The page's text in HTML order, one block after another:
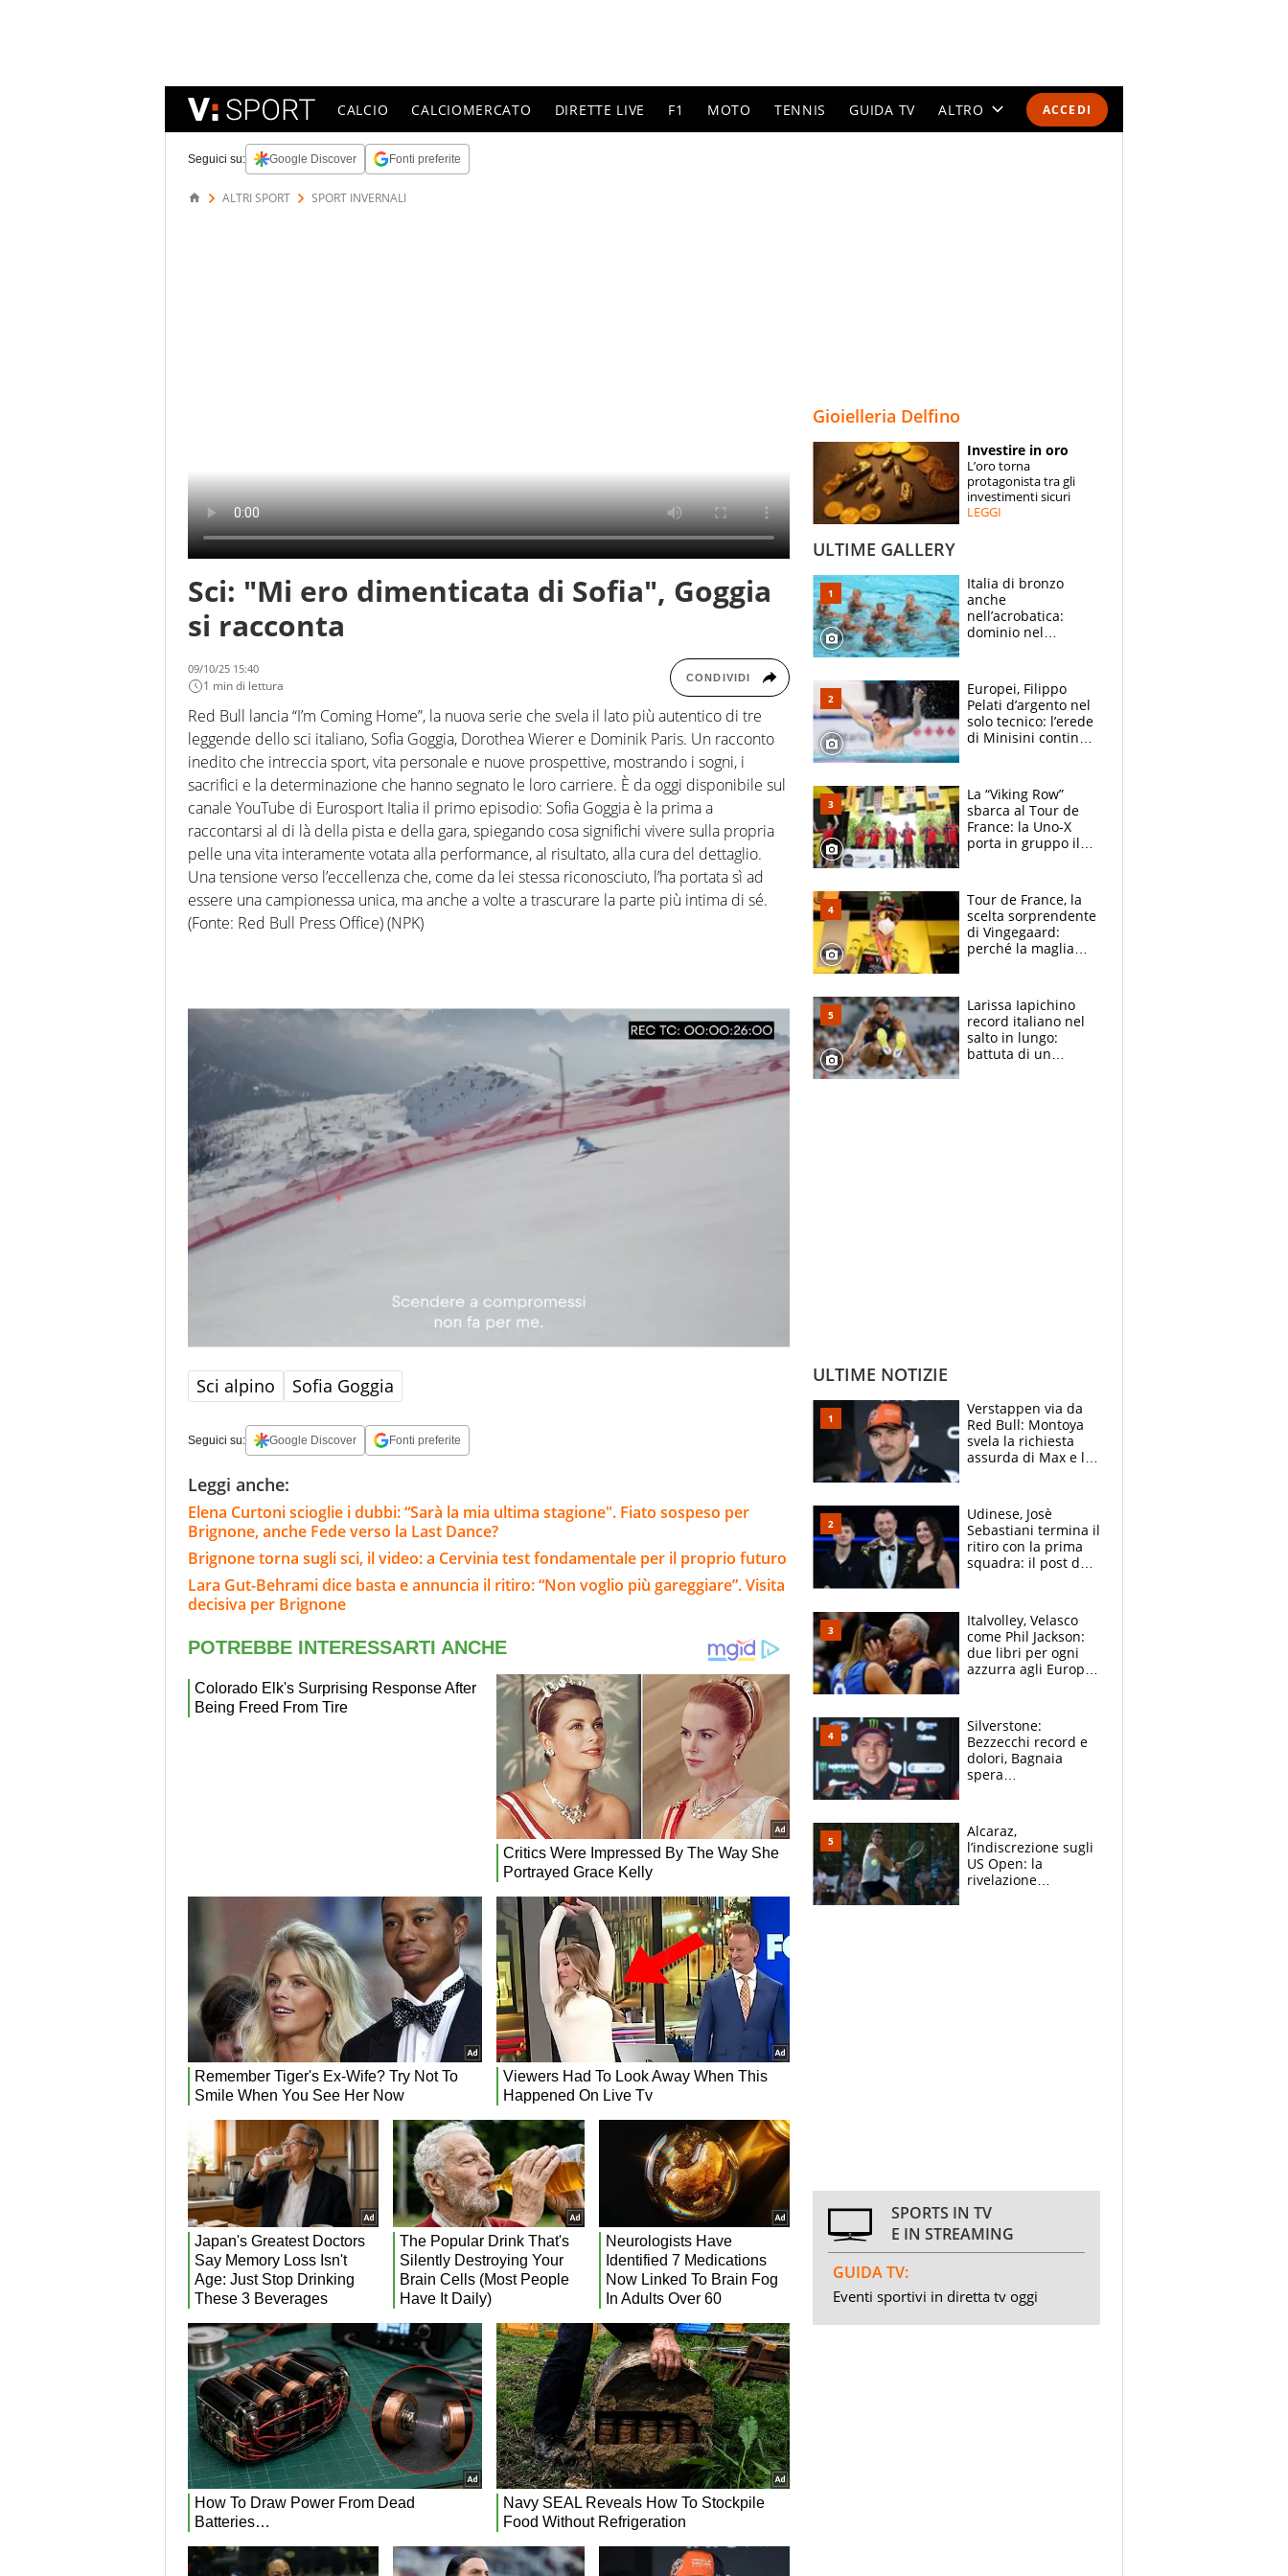
ACCEDI
CALCIO CALCIOMERCATO DIRETTE LIVE F1 MOTO TENNIS GUIDA TV ALTRO
SPECIALI
ESPERTI
Seguici su: Google Discover Fonti preferite
ALTRI SPORT SPORT INVERNALI
Sci: "Mi ero dimenticata di Sofia", Goggia
si racconta
09/10/25 15:40
1 min di lettura CONDIVIDI
Red Bull lancia “I’m Coming Home”, la nuova serie che svela il lato più autentico di tre
leggende dello sci italiano, Sofia Goggia, Dorothea Wierer e Dominik Paris. Un racconto
inedito che intreccia sport, vita personale e nuove prospettive, mostrando i sogni, i
sacrifici e la determinazione che hanno segnato le loro carriere. È da oggi disponibile sul
canale YouTube di Eurosport Italia il primo episodio: Sofia Goggia è la prima a
raccontarsi al di là della pista e della gara, spiegando cosa significhi vivere sulla propria
pelle una vita interamente votata alla performance, al risultato, alla cura del dettaglio.
Una tensione verso l’eccellenza che, come da lei stessa riconosciuto, l’ha portata sì ad
essere una campionessa unica, ma anche a volte a trascurare la parte più intima di sé.
(Fonte: Red Bull Press Office) (NPK)
Sci alpino Sofia Goggia
Seguici su: Google Discover Fonti preferite
Leggi anche:
Elena Curtoni scioglie i dubbi: “Sarà la mia ultima stagione". Fiato sospeso per
Brignone, anche Fede verso la Last Dance?
Brignone torna sugli sci, il video: a Cervinia test fondamentale per il proprio futuro
Lara Gut-Behrami dice basta e annuncia il ritiro: “Non voglio più gareggiare”. Visita
decisiva per Brignone
Gioielleria Delfino
Investire in oro
L’oro torna
protagonista tra gli
investimenti sicuri
LEGGI
ULTIME GALLERY
Italia di bronzo
anche
nell’acrobatica:
dominio nel
e compagni
continuare
Europei, Filippo
Pelati d’argento nel
solo tecnico: l’erede
di Minisini continua
mirino
La “Viking Row”
sbarca al Tour de
France: la Uno-X
porta in gruppo il
compagni
Tour de France, la
scelta sorprendente
di Vingegaard:
perché la maglia
rischio da evitare
Larissa Iapichino
record italiano nel
salto in lungo:
battuta di un
ULTIME NOTIZIE
Verstappen via da
Red Bull: Montoya
svela la richiesta
assurda di Max e lo
McLaren siano
meglio?”
Udinese, Josè
Sebastiani termina il
ritiro con la prima
squadra: il post del
sfondo
Italvolley, Velasco
come Phil Jackson:
due libri per ogni
azzurra agli Europei.
Silverstone:
Bezzecchi record e
dolori, Bagnaia
spera
e vota Aprilia
Alcaraz,
l’indiscrezione sugli
US Open: la
rivelazione
SPORTS IN TV
E IN STREAMING
GUIDA TV:
Eventi sportivi in diretta tv oggi